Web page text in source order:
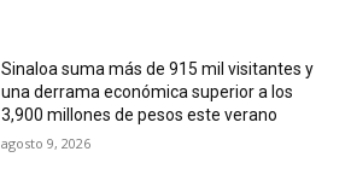
Sinaloa suma más de 915 mil visitantes y
una derrama económica superior a los
3,900 millones de pesos este verano
agosto 9, 2026